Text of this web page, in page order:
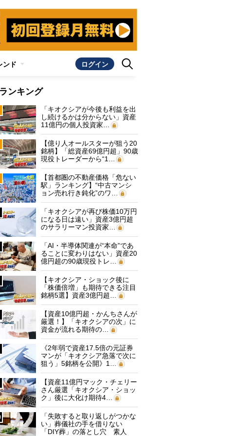
ンド ログイン
ランキング
「キオクシアが今後も利益を出
し続けるかは分からない」資産
11億円の個人投資家…
【億り人オールスターが狙う20
銘柄】「総資産69億円超」90歳
現役トレーダーから“1…
【首都圏の不動産価格「危ない
駅」ランキング】“中古マンシ
ョン売れ行き鈍化”のワ…
「キオクシアが再び株価10万円
になる日は遠い」資産3億円超
のサラリーマン投資家…
「AI・半導体関連が“本命”であ
ることに変わりはない」資産20
億円超の90歳現役トレ…
【キオクシア・ショック後に
「株価倍増」も期待できる注目
銘柄5選】資産3億円超…
【資産10億円超・かんちさんが
厳選！】「キオクシアの次」に
資金が流れる期待の…
《2年弱で資産17.5倍の元証券
マンが「キオクシア急落で次に
狙う」5銘柄を公開》1…
【資産11億円マック・チェリー
さん厳選「キオクシア・ショッ
ク」後に大化け期待4…
「失敗すると取り返しがつかな
い」葬儀社の手を借りない
「DIY葬」の落とし穴 素人